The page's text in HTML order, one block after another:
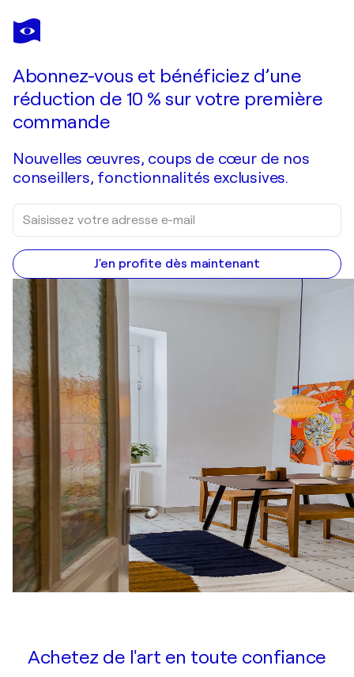
EXCLUSIVE ARTS
Golden Autumn 100x70x2 cm
Abonnez-vous et bénéficiez d’une
réduction de 10 % sur votre première
commande
Nouvelles œuvres, coups de cœur de nos
conseillers, fonctionnalités exclusives.
J'en profite dès maintenant
Achetez de l'art en toute confiance